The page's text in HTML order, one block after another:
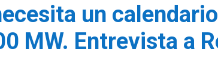
un
MW. Entrevista a